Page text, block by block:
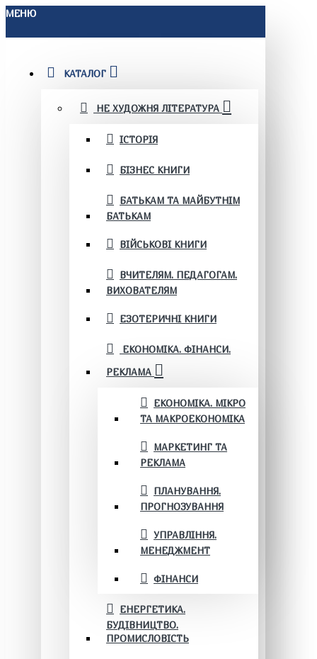
МЕНЮ
КАТАЛОГ
НЕ ХУДОЖНЯ ЛІТЕРАТУРА
ІСТОРІЯ
БІЗНЕС КНИГИ
БАТЬКАМ ТА МАЙБУТНІМ
БАТЬКАМ
ВІЙСЬКОВІ КНИГИ
ВЧИТЕЛЯМ. ПЕДАГОГАМ.
ВИХОВАТЕЛЯМ
ЕЗОТЕРИЧНІ КНИГИ
ЕКОНОМІКА. ФІНАНСИ.
РЕКЛАМА
ЕКОНОМІКА. МІКРО
ТА МАКРОЕКОНОМІКА
МАРКЕТИНГ ТА
РЕКЛАМА
ПЛАНУВАННЯ.
ПРОГНОЗУВАННЯ
УПРАВЛІННЯ.
МЕНЕДЖМЕНТ
ФІНАНСИ
ЕНЕРГЕТИКА.
БУДІВНИЦТВО.
ПРОМИСЛОВІСТЬ